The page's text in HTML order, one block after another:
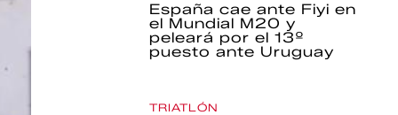
España cae ante Fiyi en
el Mundial M20 y
peleará por el 13º
puesto ante Uruguay
TRIATLÓN